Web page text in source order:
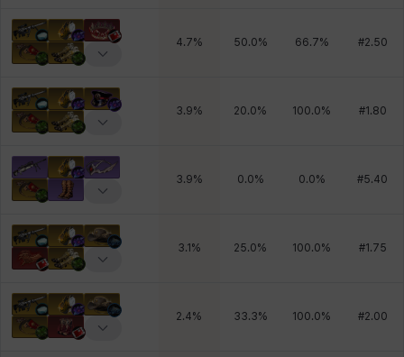
4.7% 50.0% 66.7% #2.50
3.9% 20.0% 100.0% #1.80
3.9% 0.0% 0.0% #5.40
3.1 % 25.0% 100.0% #1.75
2.4% 33.3% 100.0% #2.00